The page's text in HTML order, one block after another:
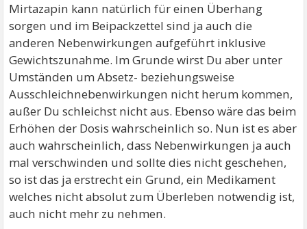
Mirtazapin kann natürlich für einen Überhang
sorgen und im Beipackzettel sind ja auch die
anderen Nebenwirkungen aufgeführt inklusive
Gewichtszunahme. Im Grunde wirst Du aber unter
Umständen um Absetz- beziehungsweise
Ausschleichnebenwirkungen nicht herum kommen,
außer Du schleichst nicht aus. Ebenso wäre das beim
Erhöhen der Dosis wahrscheinlich so. Nun ist es aber
auch wahrscheinlich, dass Nebenwirkungen ja auch
mal verschwinden und sollte dies nicht geschehen,
so ist das ja erstrecht ein Grund, ein Medikament
welches nicht absolut zum Überleben notwendig ist,
auch nicht mehr zu nehmen.